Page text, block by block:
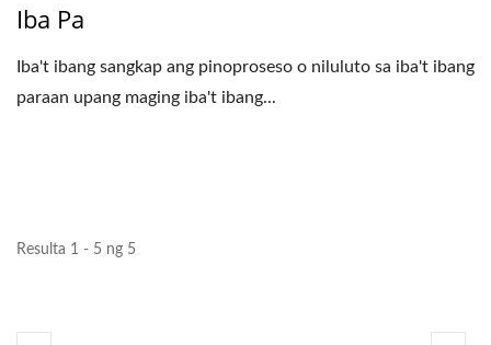
Iba Pa
Iba't ibang sangkap ang pinoproseso o niluluto sa iba't ibang
paraan upang maging iba't ibang...
Resulta 1 - 5 ng 5